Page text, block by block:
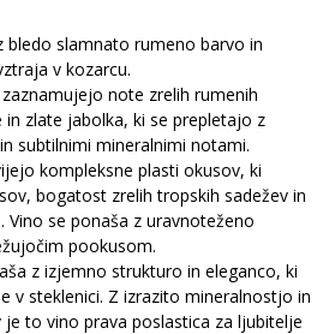
bledo slamnato rumeno barvo in
v kozarcu.
note zrelih rumenih
zlate jabolka, ki se prepletajo z
subtilnimi mineralnimi notami.
kompleksne plasti okusov, ki
bogatost zrelih tropskih sadežev in
Vino se ponaša z uravnoteženo
pookusom.
z izjemno strukturo in eleganco, ki
v steklenici. Z izrazito mineralnostjo in
to vino prava poslastica za ljubitelje